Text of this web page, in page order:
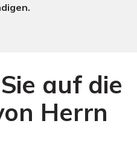
auf die
Herrn